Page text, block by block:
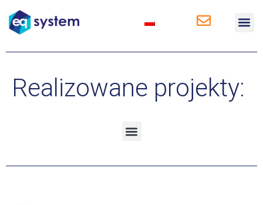
Realizowane projekty: